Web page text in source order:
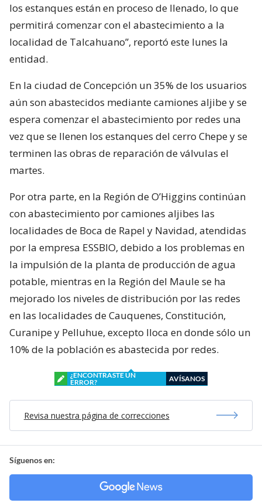
los estanques están en proceso de llenado, lo que
permitirá comenzar con el abastecimiento a la
localidad de Talcahuano”, reportó este lunes la
entidad.
En la ciudad de Concepción un 35% de los usuarios
aún son abastecidos mediante camiones aljibe y se
espera comenzar el abastecimiento por redes una
vez que se llenen los estanques del cerro Chepe y se
terminen las obras de reparación de válvulas el
martes.
Por otra parte, en la Región de O’Higgins continúan
con abastecimiento por camiones aljibes las
localidades de Boca de Rapel y Navidad, atendidas
por la empresa ESSBIO, debido a los problemas en
la impulsión de la planta de producción de agua
potable, mientras en la Región del Maule se ha
mejorado los niveles de distribución por las redes
en las localidades de Cauquenes, Constitución,
Curanipe y Pelluhue, excepto Iloca en donde sólo un
10% de la población es abastecida por redes.
¿ENCONTRASTE UN
ERROR?
AVÍSANOS
Revisa nuestra página de correcciones
Síguenos en: